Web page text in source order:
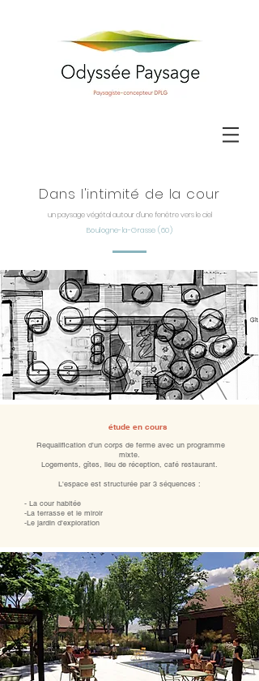
Dans l'intimité de la cour
un paysage végétal autour d’une fenêtre vers le ciel
Boulogne-la-Grasse (60)
étude en cours
Requalification d'un corps de ferme avec un programme
mixte.
Logements, gîtes, lieu de réception, café restaurant.
L'espace est structurée par 3 séquences :
- La cour habitée
-La terrasse et le miroir
-Le jardin d'exploration